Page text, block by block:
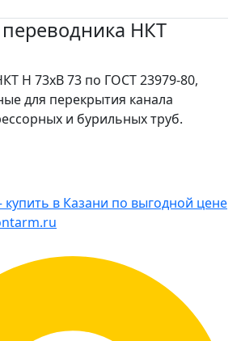
НКТ
Н 73хВ 73 по ГОСТ 23979-80,
для перекрытия канала
и бурильных труб.